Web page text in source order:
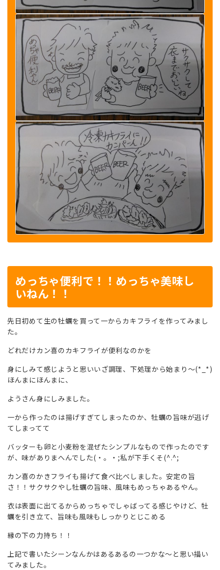
めっちゃ便利で！！めっちゃ美味し
いねん！！
先日初めて生の牡蠣を買って一からカキフライを作ってみまし
た。
どれだけカン喜のカキフライが便利なのかを
身にしみて感じようと思いいざ調理、下処理から始まり～(*_*)
ほんまにほんまに、
ようさん身にしみました。
一から作ったのは揚げすぎてしまったのか、牡蠣の旨味が逃げ
てしまってて
バッターも卵と小麦粉を混ぜたシンプルなもので作ったのです
が、味がありまへんでした(・。・;私が下手くそ(^.^;
カン喜のかきフライも揚げて食べ比べしました。安定の旨
さ！！サクサクやし牡蠣の旨味、風味もめっちゃあるやん。
衣は表面に出てるからめっちゃでしゃばってる感じやけど、牡
蠣を引き立て、旨味も風味もしっかりとじこめる
縁の下の力持ち！！
上記で書いたシーンなんかはあるあるの一つかな～と思い描い
てみました。